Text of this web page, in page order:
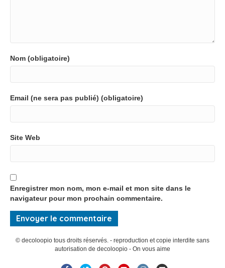
Nom (obligatoire)
Email (ne sera pas publié) (obligatoire)
Site Web
Enregistrer mon nom, mon e-mail et mon site dans le
navigateur pour mon prochain commentaire.
© decoloopio tous droits réservés. - reproduction et copie interdite sans
autorisation de decoloopio - On vous aime